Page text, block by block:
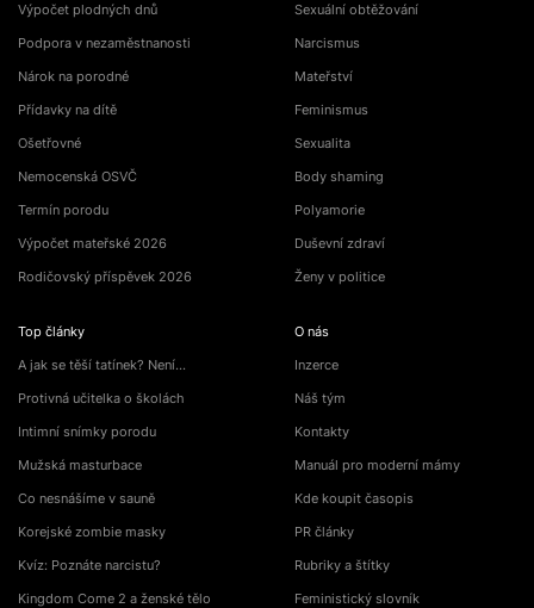
Výpočet plodných dnů
Podpora v nezaměstnanosti
Nárok na porodné
Přídavky na dítě
Ošetřovné
Nemocenská OSVČ
Termín porodu
Výpočet mateřské 2026
Rodičovský příspěvek 2026
Top články
A jak se těší tatínek? Není…
Protivná učitelka o školách
Intimní snímky porodu
Mužská masturbace
Co nesnášíme v sauně
Korejské zombie masky
Kvíz: Poznáte narcistu?
Kingdom Come 2 a ženské tělo
Sexuální obtěžování
Narcismus
Mateřství
Feminismus
Sexualita
Body shaming
Polyamorie
Duševní zdraví
Ženy v politice
O nás
Inzerce
Náš tým
Kontakty
Manuál pro moderní mámy
Kde koupit časopis
PR články
Rubriky a štítky
Feministický slovník